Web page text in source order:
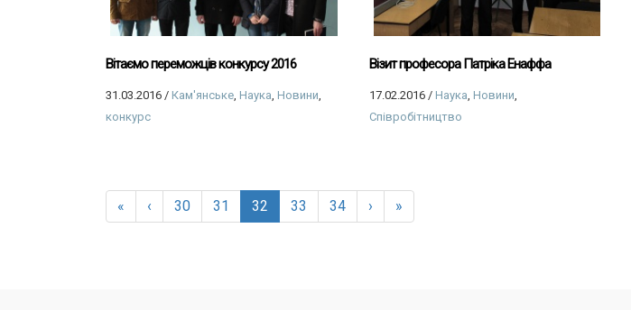
Вітаємо переможців конкурсу 2016
31.03.2016 / Кам'янське Наука Новини
конкурс
Візит професора Патріка Енаффа
17.02.2016/ Наука Новини
Співробітництво
« ‹ 30 31 32 33 34 › »